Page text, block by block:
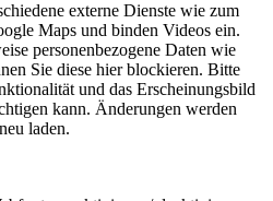
externe Dienste wie zum
Maps und binden Videos ein.
personenbezogene Daten wie
Sie diese hier blockieren. Bitte
und das Erscheinungsbild
kann. Änderungen werden
laden.